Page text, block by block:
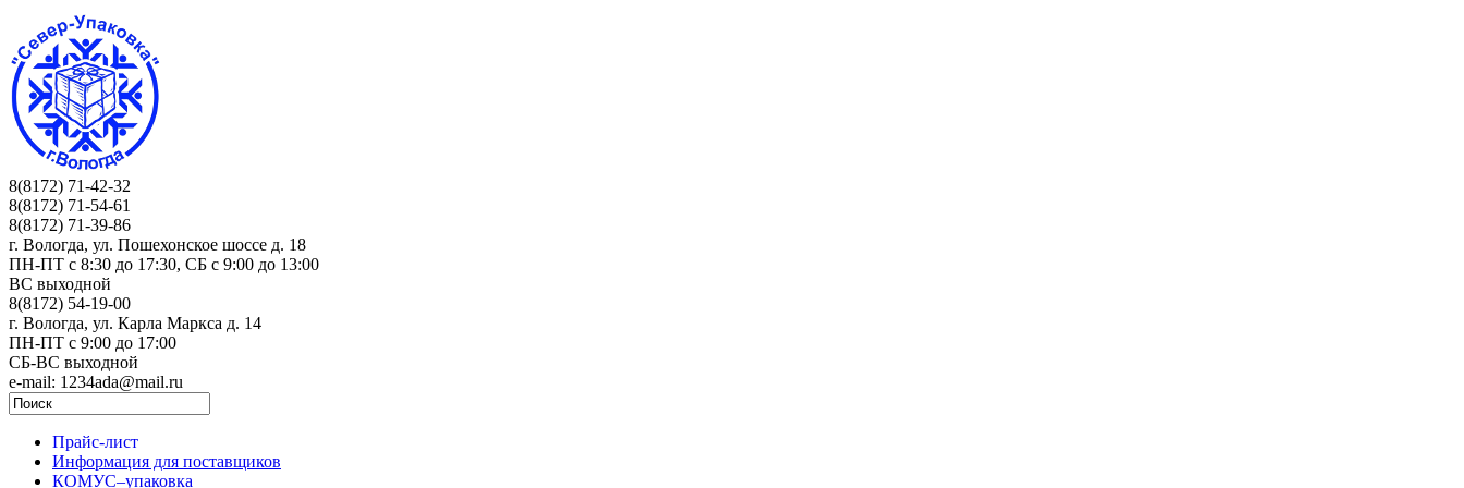
8(8172) 71-42-32
8(8172) 71-54-61
8(8172) 71-39-86
г. Вологда, ул. Пошехонское шоссе д. 18
ПН-ПТ c 8:30 до 17:30, СБ с 9:00 до 13:00
ВС выходной
8(8172) 54-19-00
г. Вологда, ул. Карла Маркса д. 14
ПН-ПТ c 9:00 до 17:00
СБ-ВС выходной
e-mail: 1234ada@mail.ru
Прайс-лист
Информация для поставщиков
КОМУС–упаковка